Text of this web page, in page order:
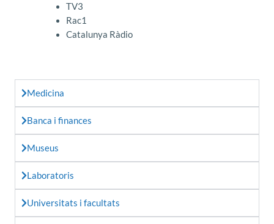
TV3
Rac1
Catalunya Ràdio
Medicina
Banca i finances
Museus
Laboratoris
Universitats i facultats